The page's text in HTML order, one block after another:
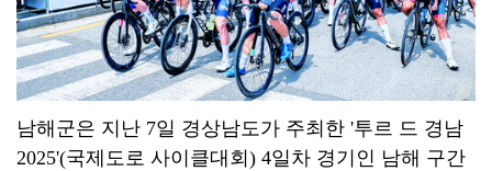
남해군은 지난 7일 경상남도가 주최한 '투르 드 경남
2025'(국제도로 사이클대회) 4일차 경기인 남해 구간